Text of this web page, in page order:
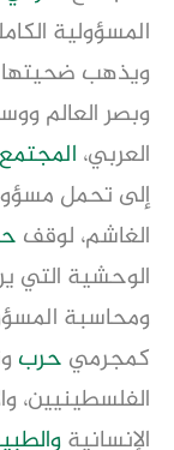
المسؤولية
ويذهب ضحيتها
وبصر العالم
العربي،
إلى تحمل
الغاشم، لوقف
الوحشية التي
ومحاسبة
كمجرمي حرب
الفلسطينيين،
الإنسانية